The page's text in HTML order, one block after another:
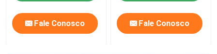
Fale Conosco Fale Conosco